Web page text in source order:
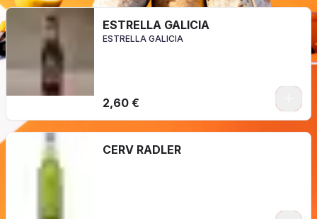
ESTRELLA GALICIA
ESTRELLA GALICIA
2,60 €
CERV RADLER